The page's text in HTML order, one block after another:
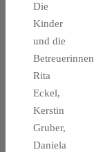
Die
Kinder
und die
Betreuerinnen
Rita
Eckel,
Kerstin
Gruber,
Daniela